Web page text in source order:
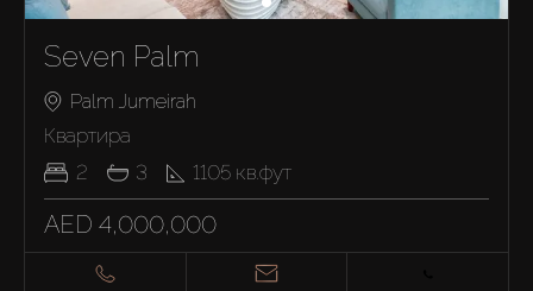
Seven Palm
Palm Jumeirah
Квартира
2
3 1105 кв.фут
AED 4,000,000